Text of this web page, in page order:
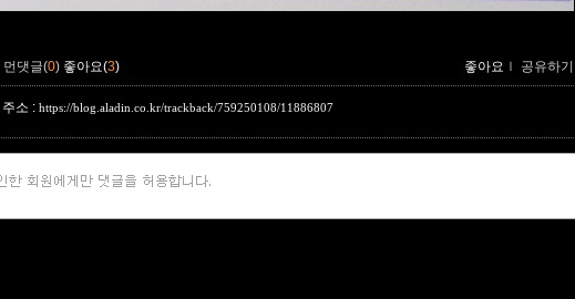
먼댓글(0) 좋아요(3) 좋아요 ｌ 공유하기
소 : https://blog.aladin.co.kr/trackback/759250108/11886807